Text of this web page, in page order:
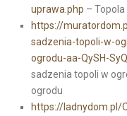
uprawa.php –
https://
sadzenia-topoli-w-
ogrodu-aa-QySH-
sadzenia topoli w
ogrodu
https://ladnydom.pl/